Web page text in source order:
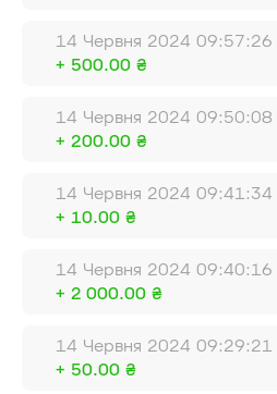
14 Червня 2024 09:57:26
+ 500.00 ₴
14 Червня 2024 09:50:08
+ 200.00 ₴
14 Червня 2024 09:41:34
+ 10.00 ₴
14 Червня 2024 09:40:16
+ 2 000.00 ₴
14 Червня 2024 09:29:21
+ 50.00 ₴